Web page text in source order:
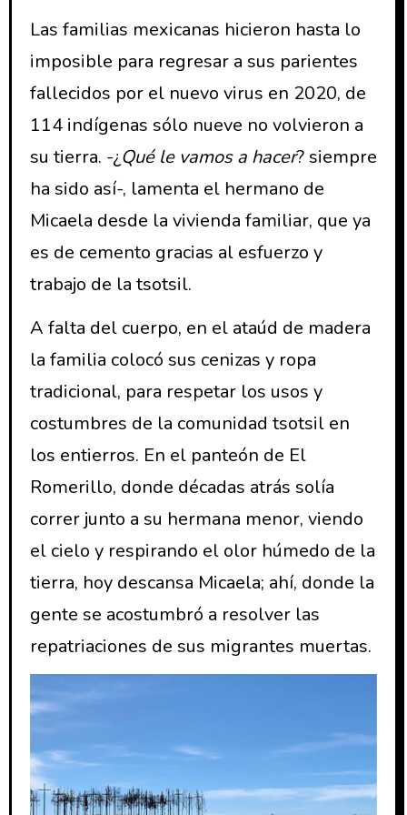
Las familias mexicanas hicieron hasta lo
imposible para regresar a sus parientes
fallecidos por el nuevo virus en 2020, de
114 indígenas sólo nueve no volvieron a
su tierra. -¿Qué le vamos a hacer? siempre
ha sido así-, lamenta el hermano de
Micaela desde la vivienda familiar, que ya
es de cemento gracias al esfuerzo y
trabajo de la tsotsil.
A falta del cuerpo, en el ataúd de madera
la familia colocó sus cenizas y ropa
tradicional, para respetar los usos y
costumbres de la comunidad tsotsil en
los entierros. En el panteón de El
Romerillo, donde décadas atrás solía
correr junto a su hermana menor, viendo
el cielo y respirando el olor húmedo de la
tierra, hoy descansa Micaela; ahí, donde la
gente se acostumbró a resolver las
repatriaciones de sus migrantes muertas.